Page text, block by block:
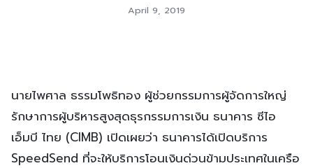
April 9, 2019
นายไพศาล ธรรมโพธิทอง ผู้ช่วยกรรมการผู้จัดการใหญ่
รักษาการผู้บริหารสูงสุดธุรกรรมการเงิน ธนาคาร ซีไอ
เอ็มบี ไทย (CIMB) เปิดเผยว่า ธนาคารได้เปิดบริการ
SpeedSend ที่จะให้บริการโอนเงินด่วนข้ามประเทศในเครือ